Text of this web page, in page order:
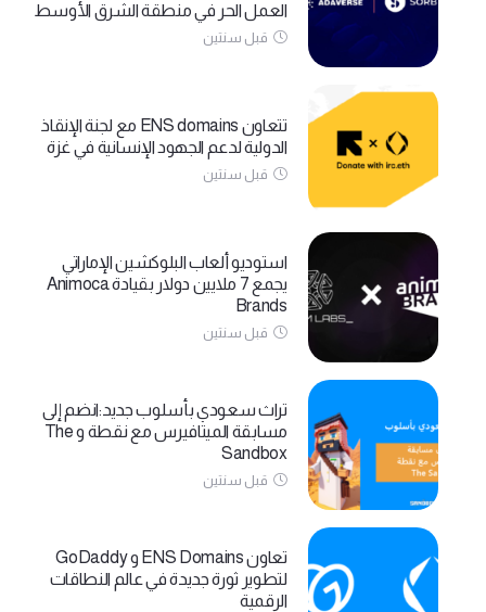
العمل الحر في منطقة الشرق الأوسط
قبل سنتين
تتعاون ENS domains مع لجنة الإنقاذ
الدولية لدعم الجهود الإنسانية في غزة
قبل سنتين
استوديو ألعاب البلوكشين الإماراتي
يجمع 7 ملايين دولار بقيادة Animoca
Brands
قبل سنتين
تراث سعودي بأسلوب جديد:انضم إلى
مسابقة الميتافيرس مع نقطة و The
Sandbox
قبل سنتين
تعاون ENS Domains و GoDaddy
لتطوير ثورة جديدة في عالم النطاقات
الرقمية